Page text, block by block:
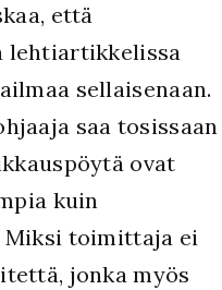
että
lehtiartikkelissa
sellaisenaan.
saa tosissaan
ovat
kuin
Miksi toimittaja ei
jonka myös